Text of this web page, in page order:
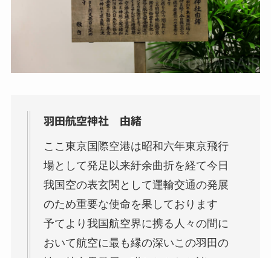
羽田航空神社 由緒
ここ東京国際空港は昭和六年東京飛行
場として発足以来紆余曲折を経て今日
我国空の表玄関として運輸交通の発展
のため重要な使命を果しております
予てより我国航空界に携る人々の間に
おいて航空に最も縁の深いこの羽田の